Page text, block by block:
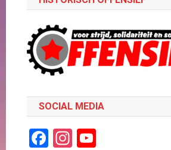
SOCIAL MEDIA
Facebook
Instagram